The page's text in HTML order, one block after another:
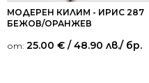
МОДЕРЕН КИЛИМ - ИРИС 287
БЕЖОВ/ОРАНЖЕВ
от: 25.00 € / 48.90 лв./ бр.